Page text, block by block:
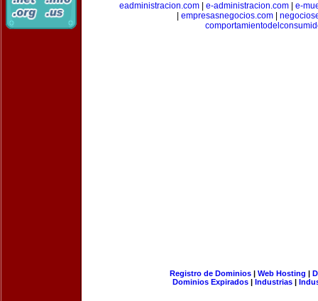
eadministracion.com| e-administracion.com| e-
empresasnegocios.com|
Registro de Dominios| Web Hosting |
Dominios Expirados | Industrias |